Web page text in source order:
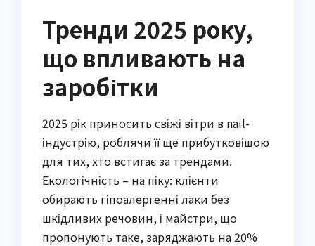
Тренди 2025 року,
що впливають на
заробітки
2025 рік приносить свіжі вітри в nail-
індустрію, роблячи її ще прибутковішою
для тих, хто встигає за трендами.
Екологічність – на піку: клієнти
обирають гіпоалергенні лаки без
шкідливих речовин, і майстри, що
пропонують таке, заряджають на 20%